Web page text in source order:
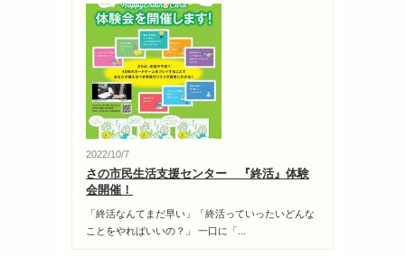
2022/10/7
さの市民生活支援センター 『終活』体験
会開催！
「終活なんてまだ早い」「終活っていったいどんな
ことをやればいいの？」 一口に「...